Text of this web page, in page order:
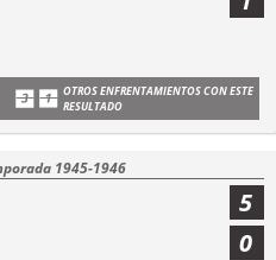
OTROS ENFRENTAMIENTOS CON ESTE
RESULTADO
1945-1946
5
0